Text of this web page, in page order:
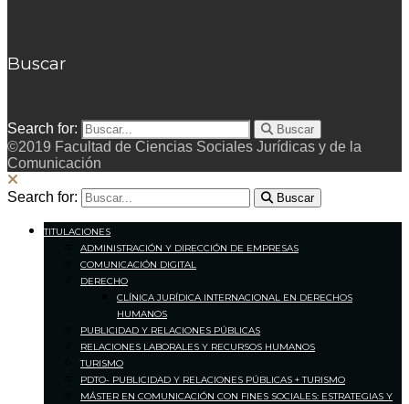
Buscar
Search for: Buscar
©2019 Facultad de Ciencias Sociales Jurídicas y de la
Comunicación
Search for: Buscar
TITULACIONES
ADMINISTRACIÓN Y DIRECCIÓN DE EMPRESAS
COMUNICACIÓN DIGITAL
DERECHO
CLÍNICA JURÍDICA INTERNACIONAL EN DERECHOS
HUMANOS
PUBLICIDAD Y RELACIONES PÚBLICAS
RELACIONES LABORALES Y RECURSOS HUMANOS
TURISMO
PDTO- PUBLICIDAD Y RELACIONES PÚBLICAS + TURISMO
MÁSTER EN COMUNICACIÓN CON FINES SOCIALES: ESTRATEGIAS Y